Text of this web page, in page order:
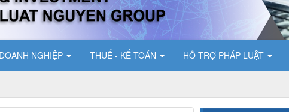
NGHIỆP THUẾ - KẾ TOÁN HỖ TRỢ PHÁP LUẬT